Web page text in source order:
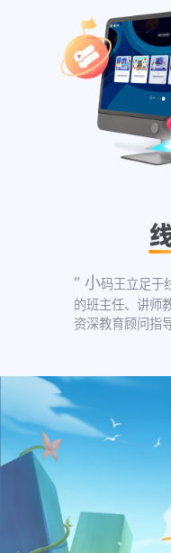
“ 小码王立足于
的班主任、讲师
资深教育顾问指